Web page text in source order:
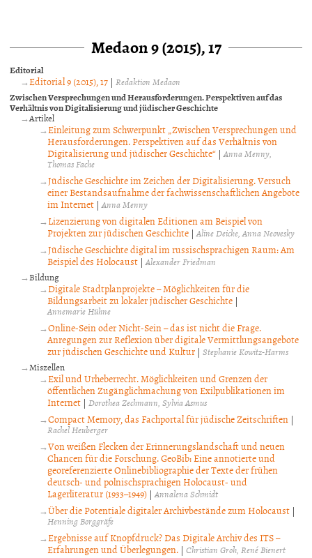
Medaon 9 (2015), 17
Editorial
Editorial 9 (2015), 17 |Redaktion Medaon
Zwischen Versprechungen und Herausforderungen. Perspektiven auf das
Verhältnis von Digitalisierung und jüdischer Geschichte
Artikel
Einleitung zum Schwerpunkt „Zwischen Versprechungen und
Herausforderungen. Perspektiven auf das Verhältnis von
Digitalisierung und jüdischer Geschichte“ |Anna Menny
Thomas Fache
Jüdische Geschichte im Zeichen der Digitalisierung. Versuch
einer Bestandsaufnahme der fachwissenschaftlichen Angebote
im Internet |Anna Menny
Lizenzierung von digitalen Editionen am Beispiel von
Projekten zur jüdischen Geschichte |Aline Deicke Anna Neovesky
Jüdische Geschichte digital im russischsprachigen Raum: Am
Beispiel des Holocaust |Alexander Friedman
Bildung
Digitale Stadtplanprojekte – Möglichkeiten für die
Bildungsarbeit zu lokaler jüdischer Geschichte |
Annemarie Hühne
Online-Sein oder Nicht-Sein – das ist nicht die Frage.
Anregungen zur Reflexion über digitale Vermittlungsangebote
zur jüdischen Geschichte und Kultur | Stephanie Kowitz-Harms
Miszellen
Exil und Urheberrecht. Möglichkeiten und Grenzen der
öffentlichen Zugänglichmachung von Exilpublikationen im
Internet | Dorothea Zechmann Sylvia Asmus
Compact Memory, das Fachportal für jüdische Zeitschriften |
Rachel Heuberger
Von weißen Flecken der Erinnerungslandschaft und neuen
Chancen für die Forschung. GeoBib: Eine annotierte und
georeferenzierte Onlinebibliographie der Texte der frühen
deutsch- und polnischsprachigen Holocaust- und
Lagerliteratur (1933–1949) |Annalena Schmidt
Über die Potentiale digitaler Archivbestände zum Holocaust |
Henning Borggräfe
Ergebnisse auf Knopfdruck? Das Digitale Archiv des ITS –
Erfahrungen und Überlegungen. | Christian Groh René Bienert